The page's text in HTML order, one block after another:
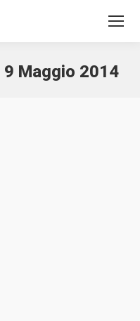
9 Maggio 2014